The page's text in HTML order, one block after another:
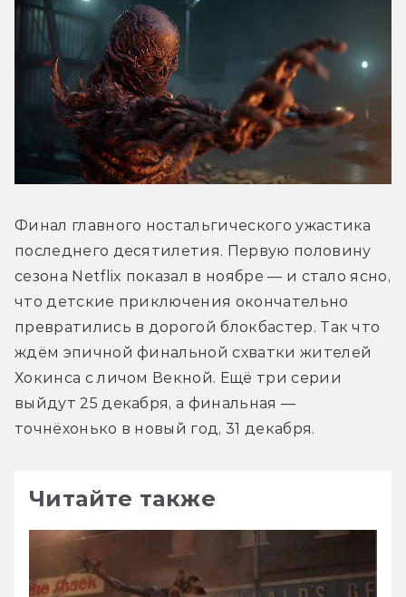
Финал главного ностальгического ужастика
последнего десятилетия. Первую половину
сезона Netflix показал в ноябре — и стало ясно,
что детские приключения окончательно
превратились в дорогой блокбастер. Так что
ждём эпичной финальной схватки жителей
Хокинса с личом Векной. Ещё три серии
выйдут 25 декабря, а финальная —
точнёхонько в новый год, 31 декабря.
Читайте также